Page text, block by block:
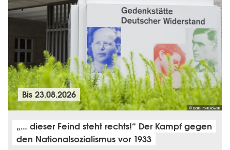
© Doris Poklekowski
Bis23.08.2026
„… dieser Feind steht rechts!“ Der Kampf gegen
den Nationalsozialismus vor 1933